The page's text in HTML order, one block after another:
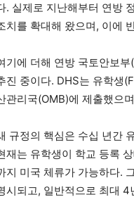
. 실제로 지난해부터 연방
치를 확대해 왔으며, 이에
기에 더해 연방 국토안보
진 중이다. DHS는 유학생
관리국(OMB)에 제출했으
규정의 핵심은 수십 년간
재는 유학생이 학교 등록
지 미국 체류가 가능하다.
시되고, 일반적으로 최대